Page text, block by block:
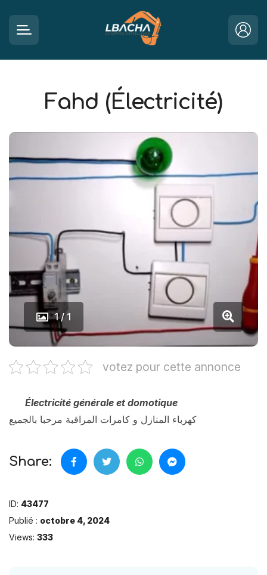
Fahd (Électricité)
1 / 1
votez pour cette annonce
Électricité générale et domotique
كهرباء المنازل و كامرات المراقبة مرحبا بالجميع
Share:
ID: 43477
Publié : octobre 4, 2024
Views: 333